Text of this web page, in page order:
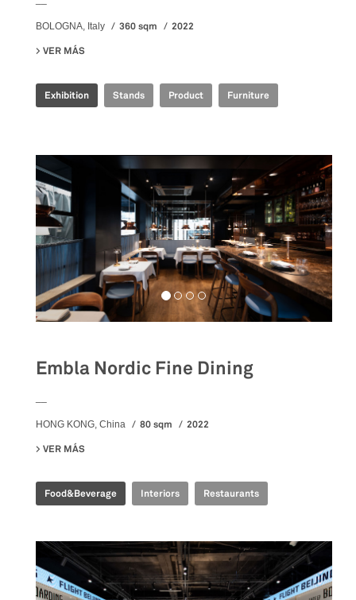
BOLOGNA, Italy 360 sqm
2022
VER MÁS
Exhibition Stands Product Furniture
Embla Nordic Fine Dining
HONG KONG, China 80 sqm
2022
VER MÁS
Food&Beverage Interiors Restaurants